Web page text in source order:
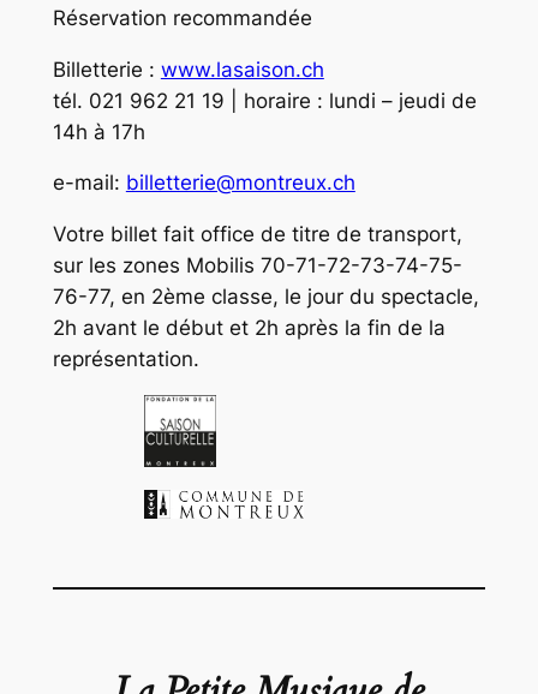
Réservation recommandée
Billetterie : www.lasaison.ch
tél. 021 962 21 19 | horaire : lundi – jeudi de
14h à 17h
e-mail: billetterie@montreux.ch
Votre billet fait office de titre de transport,
sur les zones Mobilis 70-71-72-73-74-75-
76-77, en 2ème classe, le jour du spectacle,
2h avant le début et 2h après la fin de la
représentation.